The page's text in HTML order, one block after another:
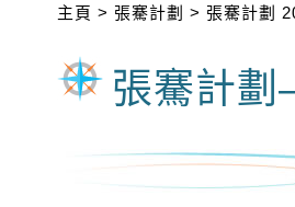
主頁 > 張騫計劃 > 張騫計劃
張騫計